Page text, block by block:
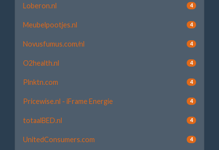
Loberon.nl 4
Meubelpootjes.nl 4
Novusfumus.com/nl 4
O2health.nl 4
Plnktn.com 4
Pricewise.nl - iFrame Energie 4
totaalBED.nl 4
UnitedConsumers.com 4